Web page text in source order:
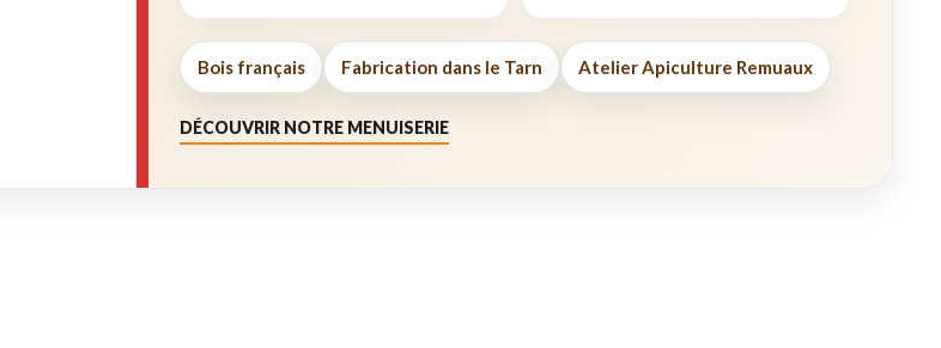
Bois français Fabrication dans le Tarn Atelier Apiculture Remuaux
DÉCOUVRIR NOTRE MENUISERIE